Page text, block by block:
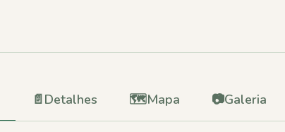
📄Detalhes 🗺️Mapa 📷Galeria